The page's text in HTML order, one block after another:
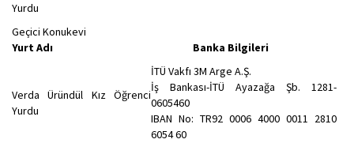
Yurdu
Geçici Konukevi
Yurt Adı Banka Bilgileri
Verda Üründül Kız Öğrenci
Yurdu
İTÜ Vakfı 3M Arge A.Ş.
İş Bankası-İTÜ Ayazağa Şb. 1281-
0605460
IBAN No: TR92 0006 4000 0011 2810
6054 60